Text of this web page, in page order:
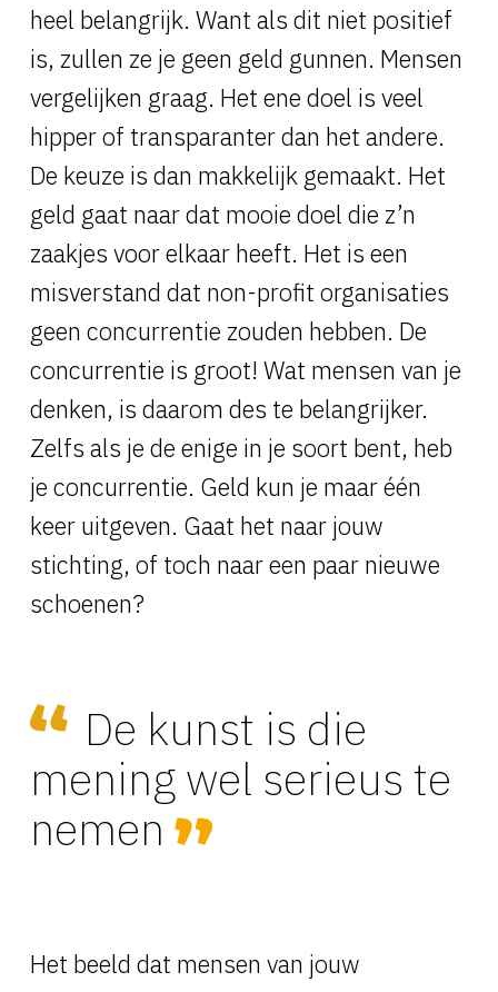
heel belangrijk. Want als dit niet positief
is, zullen ze je geen geld gunnen. Mensen
vergelijken graag. Het ene doel is veel
hipper of transparanter dan het andere.
De keuze is dan makkelijk gemaakt. Het
geld gaat naar dat mooie doel die z’n
zaakjes voor elkaar heeft. Het is een
misverstand dat non-profit organisaties
geen concurrentie zouden hebben. De
concurrentie is groot! Wat mensen van je
denken, is daarom des te belangrijker.
Zelfs als je de enige in je soort bent, heb
je concurrentie. Geld kun je maar één
keer uitgeven. Gaat het naar jouw
stichting, of toch naar een paar nieuwe
schoenen?
De kunst is die
mening wel serieus te
nemen
Het beeld dat mensen van jouw